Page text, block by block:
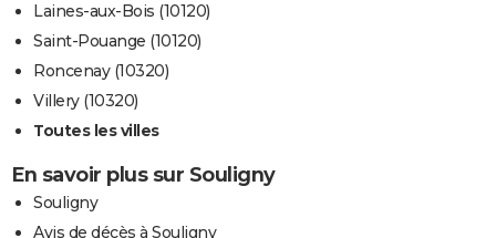
Laines-aux-Bois (10120)
Saint-Pouange (10120)
Roncenay (10320)
Villery (10320)
Toutes les villes
En savoir plus sur Souligny
Souligny
Avis de décès à Souligny